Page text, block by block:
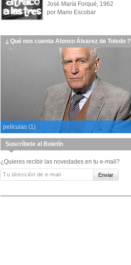
José María Forqué, 1962
por Mario Escobar
¿ Qué nos cuenta Alonso Álvarez de Toledo ?
películas (1)
Suscríbete al Boletín
¿Quieres recibir las novedades en tu e-mail?